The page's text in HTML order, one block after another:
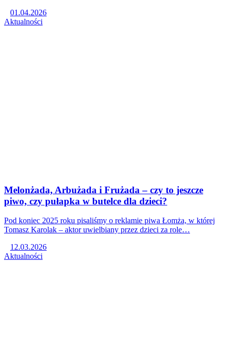
01.04.2026
Aktualności
Melonżada, Arbużada i Frużada – czy to jeszcze
piwo, czy pułapka w butelce dla dzieci?
Pod koniec 2025 roku pisaliśmy o reklamie piwa Łomża, w której
Tomasz Karolak – aktor uwielbiany przez dzieci za role…
12.03.2026
Aktualności